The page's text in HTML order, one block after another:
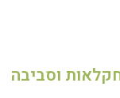
וסביבה